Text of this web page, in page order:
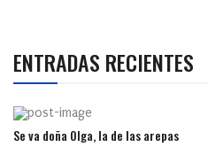
ENTRADAS RECIENTES
Se va doña Olga, la de las arepas